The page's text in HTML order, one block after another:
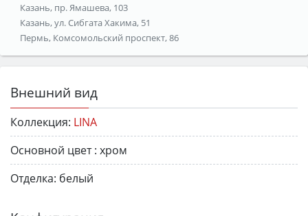
Казань, пр. Ямашева, 103
Казань, ул. Сибгата Хакима, 51
Пермь, Комсомольский проспект, 86
Внешний вид
Коллекция: LINA
Основной цвет : хром
Отделка: белый